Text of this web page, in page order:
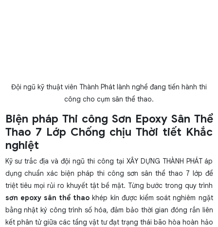
Đội ngũ kỹ thuật viên Thành Phát lành nghề đang tiến hành thi
công cho cụm sân thể thao.
Biện pháp Thi công Sơn Epoxy Sân Thể
Thao 7 Lớp Chống chịu Thời tiết Khắc
nghiệt
Kỹ sư trắc địa và đội ngũ thi công tại XÂY DỰNG THÀNH PHÁT áp
dụng chuẩn xácbiện pháp thi công sơn sân thể thao 7 lớp để
triệt tiêu mọi rủi ro khuyết tật bề mặt. Từng bước trong quy trình
sơn epoxy sân thể thao khép kín được kiểm soát nghiêm ngặt
bằng nhật ký công trình số hóa, đảm bảo thời gian đóng rắn liên
kết phân tử giữa các tầng vật tư đạt trạng thái bão hòa hoàn hảo